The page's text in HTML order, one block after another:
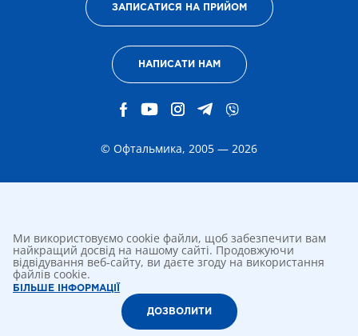
ЗАПИСАТИСЯ НА ПРИЙОМ
НАПИСАТИ НАМ
© Офтальмика, 2005 — 2026
Ми використовуємо cookie файли, щоб забезпечити вам
найкращий досвід на нашому сайті. Продовжуючи
відвідування веб-сайту, ви даєте згоду на використання
файлів cookie.
БІЛЬШЕ ІНФОРМАЦІЇ
ДОЗВОЛИТИ